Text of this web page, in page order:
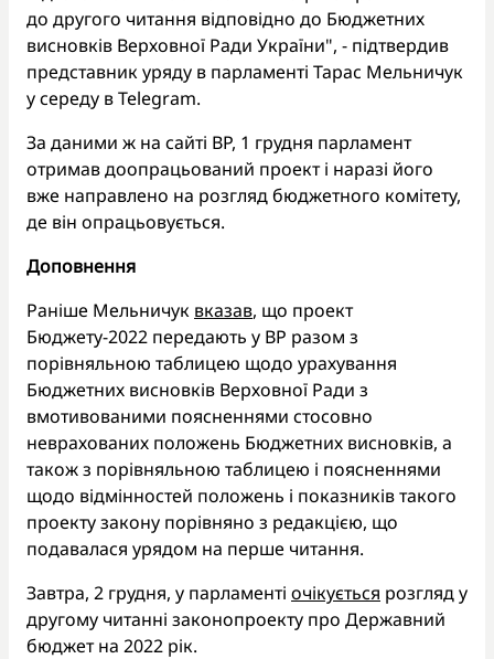
до другого читання відповідно до Бюджетних
висновків Верховної Ради України", - підтвердив
представник уряду в парламенті Тараc Мельничук
у середу в Telegram.
За даними ж на сайті ВР, 1 грудня парламент
отримав доопрацьований проект і наразі його
вже направлено на розгляд бюджетного комітету,
де він опрацьовується.
Доповнення
Раніше Мельничук вказав, що проект
Бюджету-2022 передають у ВР разом з
порівняльною таблицею щодо урахування
Бюджетних висновків Верховної Ради з
вмотивованими поясненнями стосовно
неврахованих положень Бюджетних висновків, а
також з порівняльною таблицею і поясненнями
щодо відмінностей положень і показників такого
проекту закону порівняно з редакцією, що
подавалася урядом на перше читання.
Завтра, 2 грудня, у парламенті очікується розгляд у
другому читанні законопроекту про Державний
бюджет на 2022 рік.